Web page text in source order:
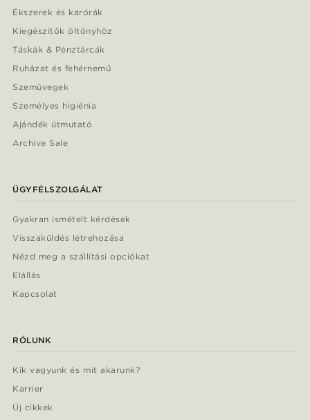
Ékszerek és karórák
Kiegészítők öltönyhöz
Táskák & Pénztárcák
Ruházat és fehérnemű
Szemüvegek
Személyes higiénia
Ajándék útmutató
Archive Sale
ÜGYFÉLSZOLGÁLAT
Gyakran ismételt kérdések
Visszaküldés létrehozása
Nézd meg a szállítási opciókat
Elállás
Kapcsolat
RÓLUNK
Kik vagyunk és mit akarunk?
Karrier
Új cikkek